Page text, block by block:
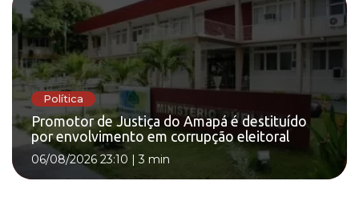
Política
Promotor de Justiça do Amapá é destituído
por envolvimento em corrupção eleitoral
06/08/2026 23:10 |3 min